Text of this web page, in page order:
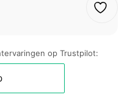
op Trustpilot: